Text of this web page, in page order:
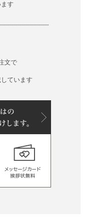
す
文で
ています